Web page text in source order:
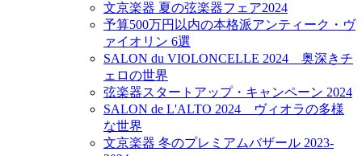
文京楽器 夏の弦楽器フェア2024
予算500万円以内の本格派アンティーク・ヴ
ァイオリン 6選
SALON du VIOLONCELLE 2024 奥深きチ
ェロの世界
弦楽器スタートアップ・キャンペーン 2024
SALON de L'ALTO 2024 ヴィオラの多様
な世界
文京楽器 冬のプレミアムバザール 2023-